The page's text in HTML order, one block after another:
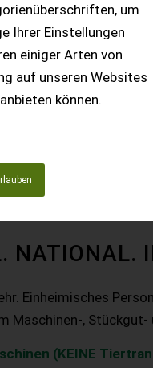
um
Ihrer Einstellungen
einiger Arten von
auf unseren Websites
können.
NATIONAL.
Einheimisches
Maschinen-, Stückgut-
(KEINE